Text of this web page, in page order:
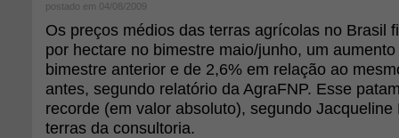
postado em 04/08/2009
Os preços médios das terras agrícolas no Brasil
por hectare no bimestre maio/junho, um
bimestre anterior e de 2,6% em relação ao
antes, segundo relatório da AgraFNP. Esse
recorde (em valor absoluto), segundo
terras da consultoria.